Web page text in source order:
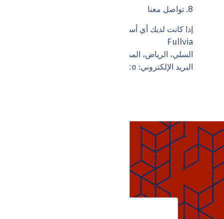
8. تواصل معنا
إذا كانت لديك أي أسئلة أو استفسارات بخصوص هذه السياسة
Fullvia
السلي، الرياض، المملكة العربية السعودية
البريد الإلكتروني: info@fullvia.co